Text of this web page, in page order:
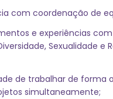
com coordenação de
e experiências
Sexualidade e
de trabalhar de forma
simultaneamente;